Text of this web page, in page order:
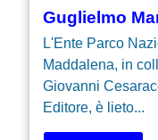
Guglielmo
L'Ente Parco
Maddalena, in
Giovanni
Editore, è lieto...